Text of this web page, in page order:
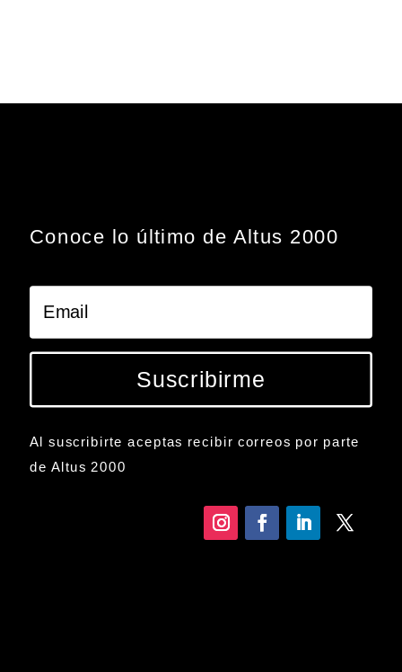
Conoce lo último de Altus 2000
Suscribirme
Al suscribirte aceptas recibir correos por parte
de Altus 2000